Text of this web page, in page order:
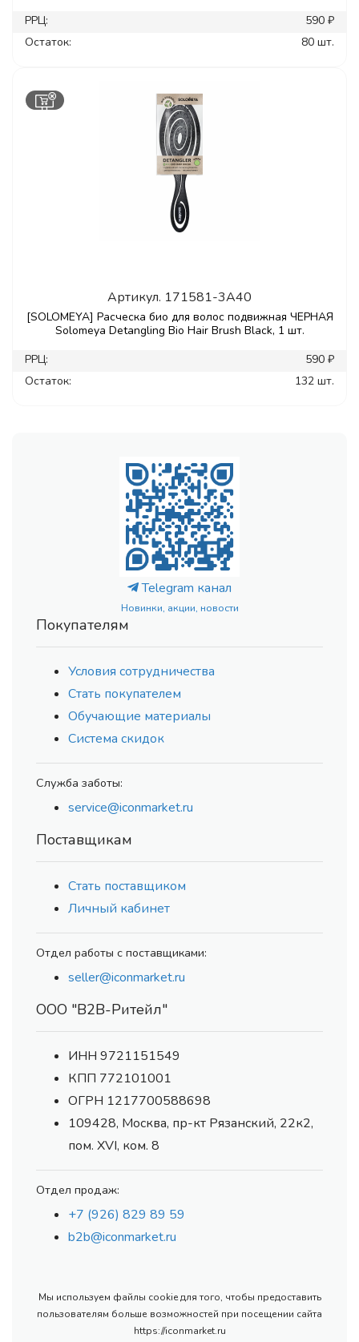
РРЦ:
590 ₽
Остаток:
80 шт.
Артикул. 171581-3A40
[SOLOMEYA] Расческа био для волос подвижная ЧЕРНАЯ
Solomeya Detangling Bio Hair Brush Black, 1 шт.
РРЦ:
590 ₽
Остаток:
132 шт.
Telegram канал
Новинки, акции, новости
Покупателям
Условия сотрудничества
Стать покупателем
Обучающие материалы
Система скидок
Служба заботы:
service@iconmarket.ru
Поставщикам
Стать поставщиком
Личный кабинет
Отдел работы с поставщиками:
seller@iconmarket.ru
ООО "В2В-Ритейл"
ИНН 9721151549
КПП 772101001
ОГРН 1217700588698
109428, Москва, пр-кт Рязанский, 22к2,
пом. XVI, ком. 8
Отдел продаж:
+7 (926) 829 89 59
b2b@iconmarket.ru
Мы используем файлы cookie для того, чтобы предоставить
пользователям больше возможностей при посещении сайта
https://iconmarket.ru